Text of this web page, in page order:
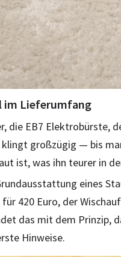
im Lieferumfang
EB7 Elektrobürste,
großzügig — bis
ist, was ihn teurer in
eines
420 Euro, der
das mit dem Prinzip,
Hinweise.